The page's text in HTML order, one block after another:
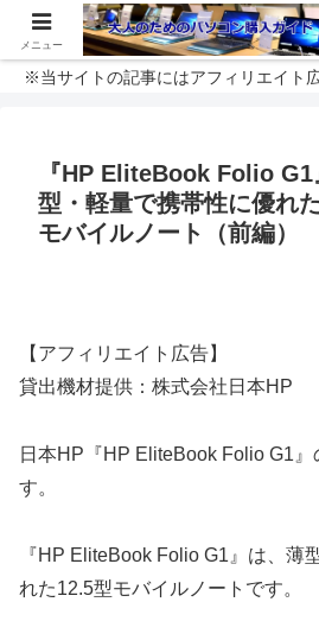
※当サイトの記事にはアフィリエイト
『HP EliteBook Folio
型・軽量で携帯性に優れ
モバイルノート（前編）
【アフィリエイト広告】
貸出機材提供：株式会社日本HP
日本HP『HP EliteBook Folio G1
す。
『HP EliteBook Folio G1』は、薄
れた12.5型モバイルノートです。
メニュー